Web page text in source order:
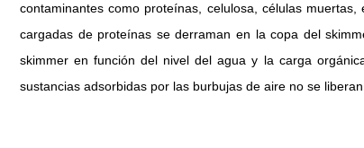
contaminantes como proteínas, celulosa, células muertas,
cargadas de proteínas se derraman en la copa del
skimmer en función del nivel del agua y la carga
sustancias adsorbidas por las burbujas de aire no se